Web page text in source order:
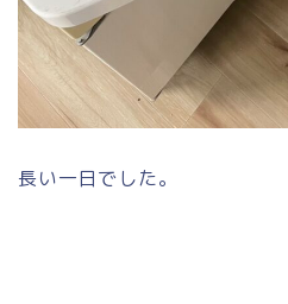
長い一日でした。